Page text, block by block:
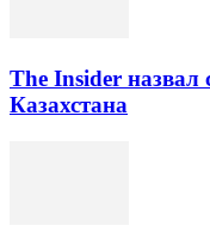
The Insider
Казахстана